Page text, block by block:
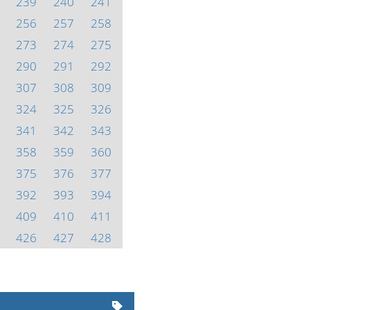
256 257
258
273 274
275
290 291
292
307 308
309
324 325
326
341 342
343
358 359
360
375 376
377
392 393
394
409 410
411
426 427
428